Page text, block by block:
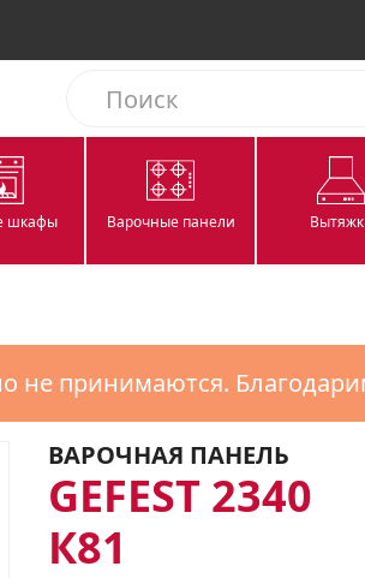
шкафы Варочные панели
не принимаются.
ВАРОЧНАЯ ПАНЕЛЬ
GEFEST 2340
К81